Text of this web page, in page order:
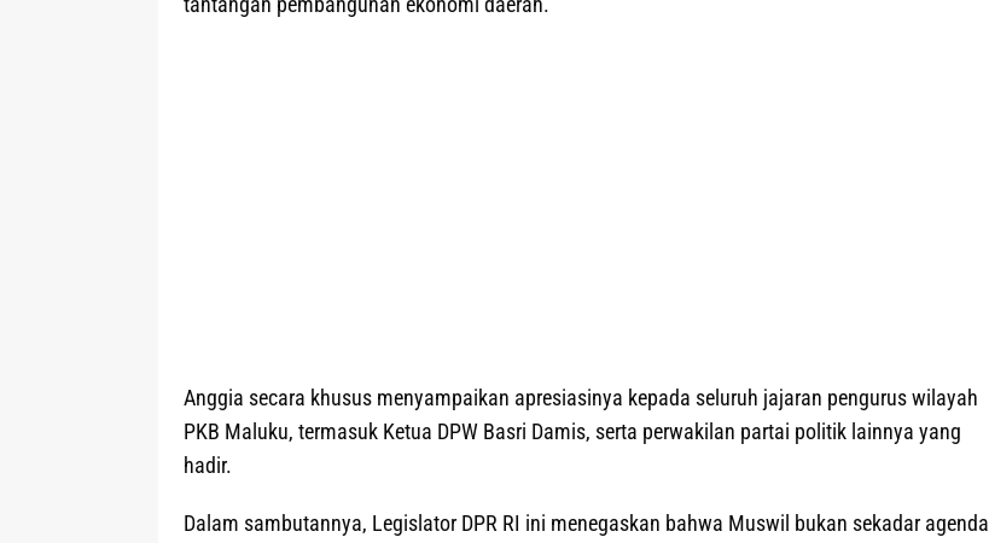
Anggia secara khusus menyampaikan apresiasinya kepada seluruh jajaran pengurus wilayah
PKB Maluku, termasuk Ketua DPW Basri Damis, serta perwakilan partai politik lainnya yang
hadir.
Dalam sambutannya, Legislator DPR RI ini menegaskan bahwa Muswil bukan sekadar agenda